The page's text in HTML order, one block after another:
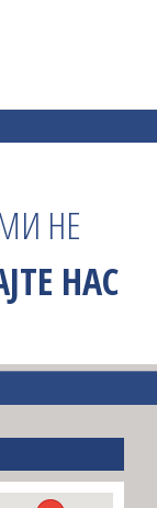
НЕ
НАС